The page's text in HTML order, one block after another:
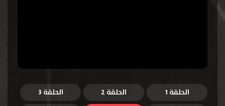
الحلقة 1 الحلقة 2
الحلقة 3